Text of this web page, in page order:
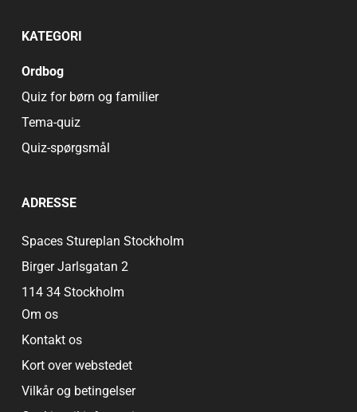
KATEGORI
Ordbog
Quiz for børn og familier
Tema-quiz
Quiz-spørgsmål
ADRESSE
Spaces Stureplan Stockholm
Birger Jarlsgatan 2
114 34 Stockholm
Om os
Kontakt os
Kort over webstedet
Vilkår og betingelser